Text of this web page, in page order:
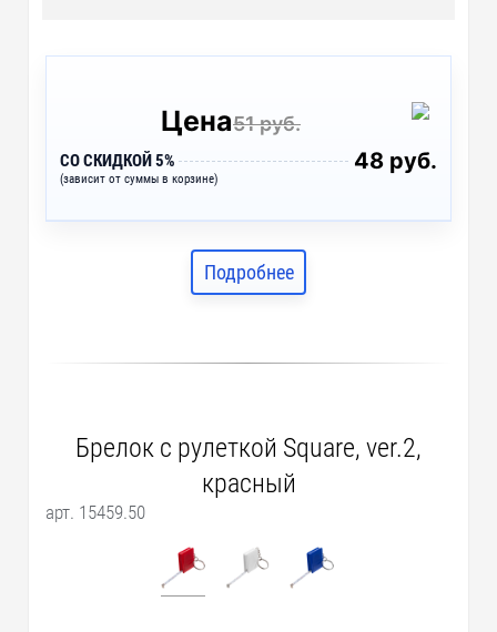
Цена51 руб.
СО СКИДКОЙ 5%
(зависит от суммы в корзине)
48 руб.
Подробнее
Брелок с рулеткой Square, ver.2,
красный
арт. 15459.50